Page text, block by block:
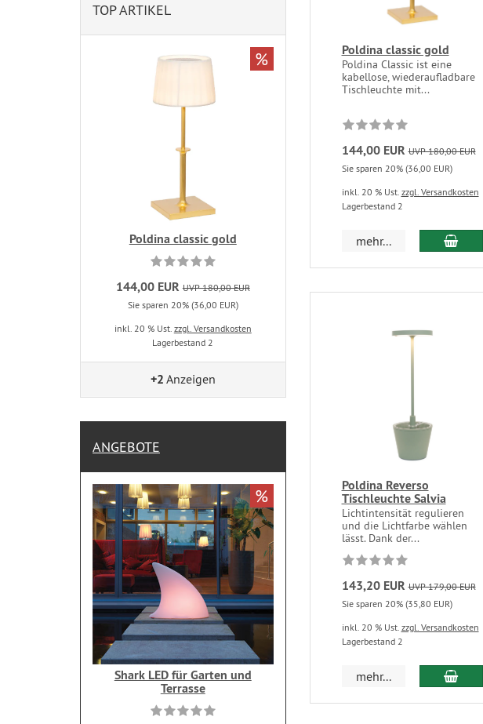
Poldina classic gold
Poldina Classic ist eine
kabellose, wiederaufladbare
Tischleuchte mit...
144,00 EUR UVP 180,00 EUR
Sie sparen 20% (36,00 EUR)
inkl. 20 % Ust. zzgl. Versandkosten
Lagerbestand 2
mehr...
Poldina Reverso
Tischleuchte Salvia
Lichtintensität regulieren
und die Lichtfarbe wählen
lässt. Dank der...
143,20 EUR UVP 179,00 EUR
Sie sparen 20% (35,80 EUR)
inkl. 20 % Ust. zzgl. Versandkosten
Lagerbestand 2
mehr...
TOP ARTIKEL
Poldina classic gold
144,00 EUR UVP 180,00 EUR
Sie sparen 20% (36,00 EUR)
inkl. 20 % Ust. zzgl. Versandkosten
Lagerbestand 2
%
+2 Anzeigen
ANGEBOTE
Shark LED für Garten und
Terrasse
%